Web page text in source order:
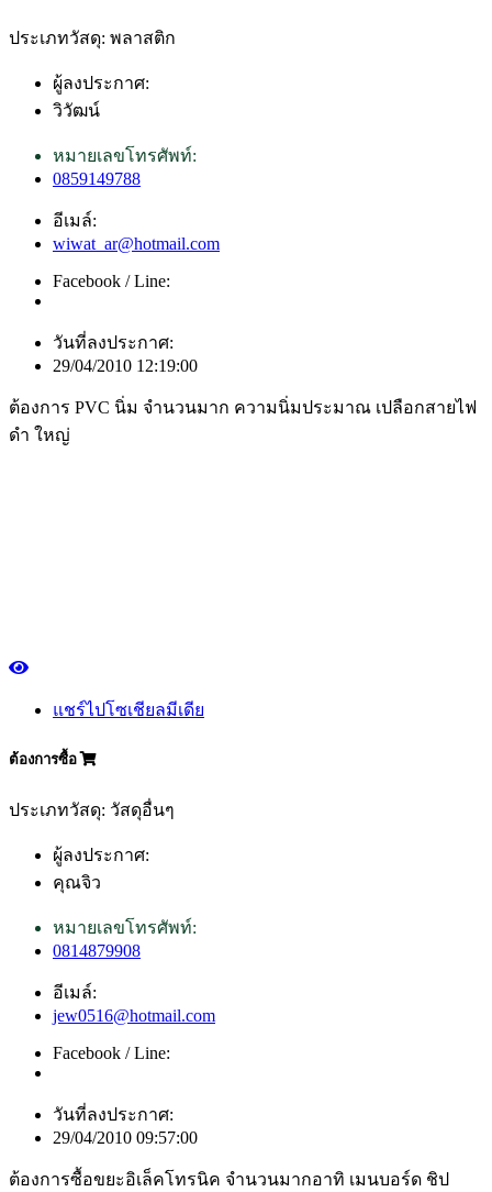
ประเภทวัสดุ: พลาสติก
ผู้ลงประกาศ:
วิวัฒน์
หมายเลขโทรศัพท์:
0859149788
อีเมล์:
wiwat_ar@hotmail.com
Facebook / Line:
วันที่ลงประกาศ:
29/04/2010 12:19:00
ต้องการ PVC นิ่ม จำนวนมาก ความนิ่มประมาณ เปลือกสายไฟ
ดำ ใหญ่
แชร์ไปโซเชียลมีเดีย
ต้องการซื้อ
ประเภทวัสดุ: วัสดุอื่นๆ
ผู้ลงประกาศ:
คุณจิว
หมายเลขโทรศัพท์:
0814879908
อีเมล์:
jew0516@hotmail.com
Facebook / Line:
วันที่ลงประกาศ:
29/04/2010 09:57:00
ต้องการซื้อขยะอิเล็คโทรนิค จำนวนมากอาทิ เมนบอร์ด ชิป